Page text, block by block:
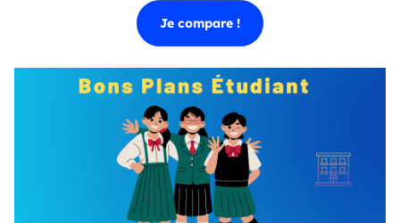
Je compare !